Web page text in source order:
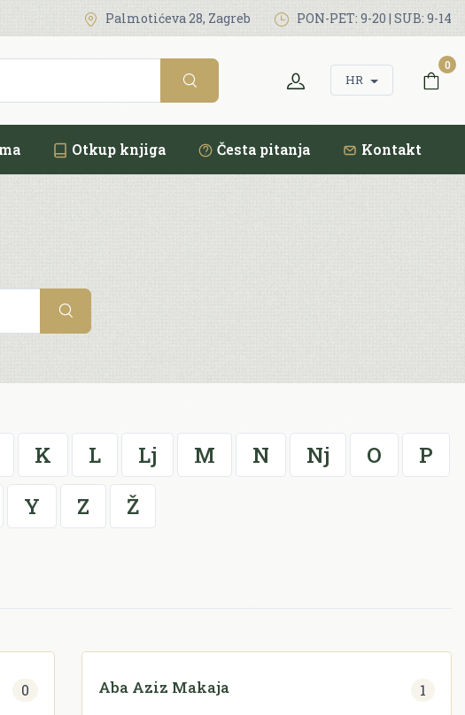
Palmotićeva 28, Zagreb PON-PET: 9-20 | SUB: 9-14
HR
0
Otkup knjiga Česta pitanja Kontakt
K L Lj M N Nj O
P
Y Z Ž
0 Aba Aziz Makaja 1